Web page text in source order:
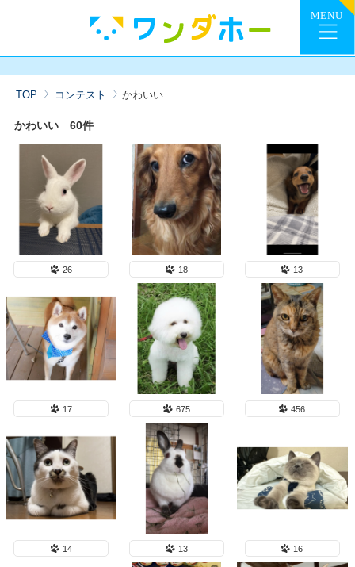
TOP コンテスト かわいい
かわいい 60件
26 18 13
17 675 456
14 13 16